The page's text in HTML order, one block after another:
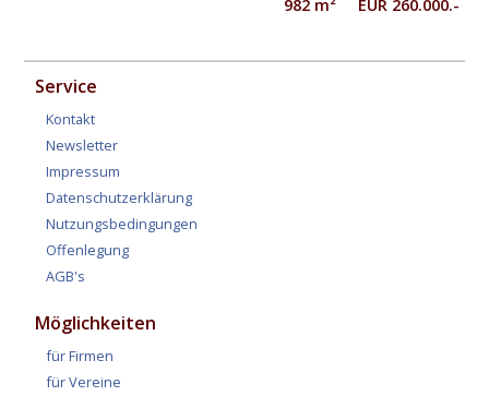
982 m² EUR 260.000.-
Service
Kontakt
Newsletter
Impressum
Datenschutzerklärung
Nutzungsbedingungen
Offenlegung
AGB's
Möglichkeiten
für Firmen
für Vereine